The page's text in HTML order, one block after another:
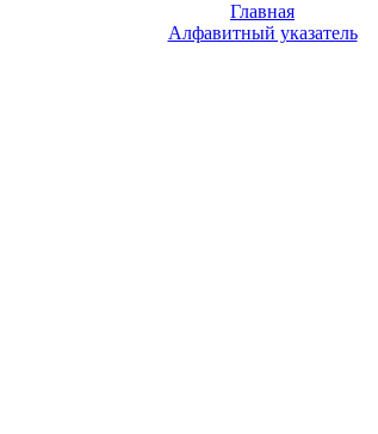
Главная
Алфавитный указатель